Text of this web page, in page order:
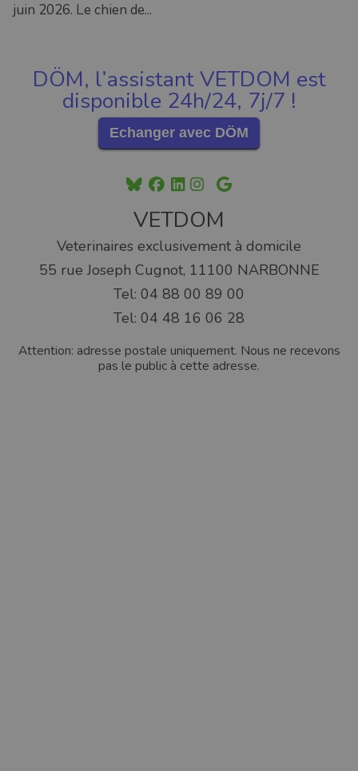
juin 2026. Le chien de...
DÖM, l’assistant VETDOM est
disponible 24h/24, 7j/7 !
Echanger avec DÖM
VETDOM
Veterinaires exclusivement à domicile
55 rue Joseph Cugnot, 11100 NARBONNE
Tel: 04 88 00 89 00
Tel: 04 48 16 06 28
Attention: adresse postale uniquement. Nous ne recevons
pas le public à cette adresse.